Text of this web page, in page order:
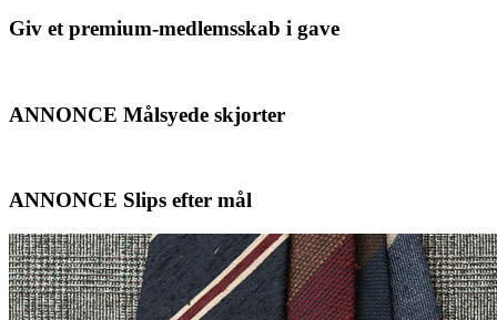
Giv et premium-medlemsskab i gave
ANNONCE Målsyede skjorter
ANNONCE Slips efter mål